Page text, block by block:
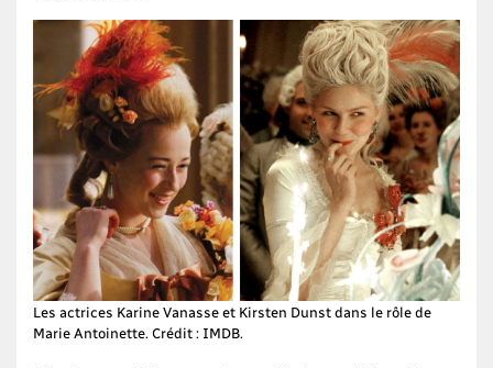
Les actrices Karine Vanasse et Kirsten Dunst dans le rôle de
Marie Antoinette. Crédit : IMDB.